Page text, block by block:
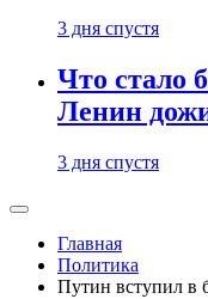
3 дня спустя
Что стало
Ленин
3 дня спустя
Главная
Политика
Путин вступил в